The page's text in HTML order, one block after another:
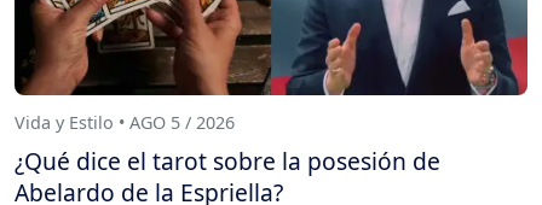
Vida y Estilo • AGO 5 / 2026
¿Qué dice el tarot sobre la posesión de
Abelardo de la Espriella?